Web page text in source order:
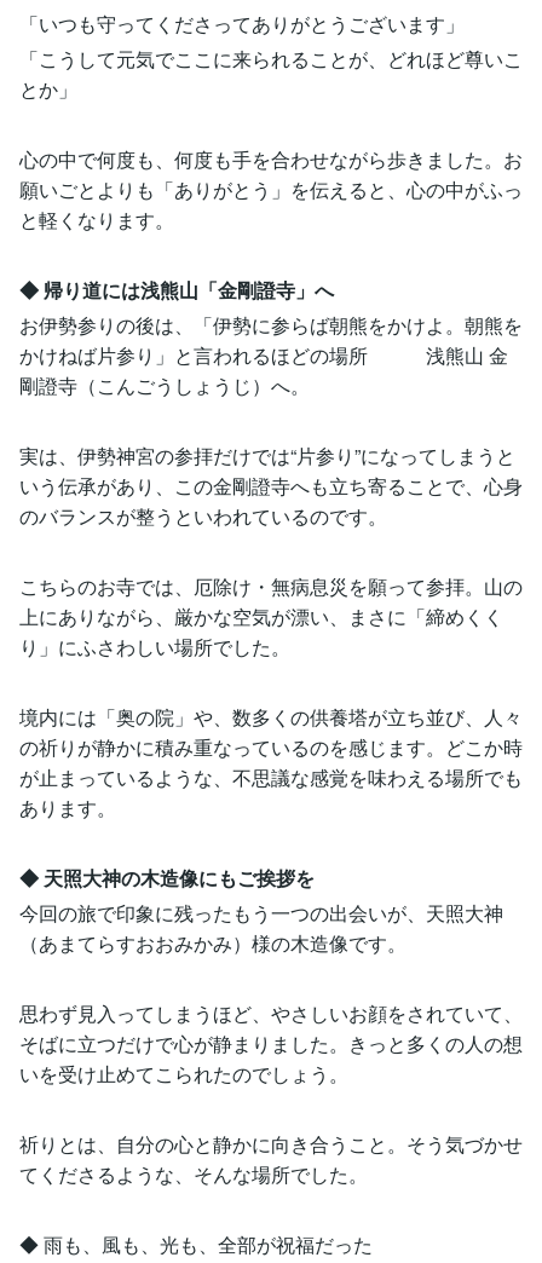
「いつも守ってくださってありがとうございます」
「こうして元気でここに来られることが、どれほど尊いこ
とか」
心の中で何度も、何度も手を合わせながら歩きました。お
願いごとよりも「ありがとう」を伝えると、心の中がふっ
と軽くなります。
◆ 帰り道には浅熊山「金剛證寺」へ
お伊勢参りの後は、「伊勢に参らば朝熊をかけよ。朝熊を
かけねば片参り」と言われるほどの場所 浅熊山 金
剛證寺（こんごうしょうじ）へ。
実は、伊勢神宮の参拝だけでは“片参り”になってしまうと
いう伝承があり、この金剛證寺へも立ち寄ることで、心身
のバランスが整うといわれているのです。
こちらのお寺では、厄除け・無病息災を願って参拝。山の
上にありながら、厳かな空気が漂い、まさに「締めくく
り」にふさわしい場所でした。
境内には「奥の院」や、数多くの供養塔が立ち並び、人々
の祈りが静かに積み重なっているのを感じます。どこか時
が止まっているような、不思議な感覚を味わえる場所でも
あります。
◆ 天照大神の木造像にもご挨拶を
今回の旅で印象に残ったもう一つの出会いが、天照大神
（あまてらすおおみかみ）様の木造像です。
思わず見入ってしまうほど、やさしいお顔をされていて、
そばに立つだけで心が静まりました。きっと多くの人の想
いを受け止めてこられたのでしょう。
祈りとは、自分の心と静かに向き合うこと。そう気づかせ
てくださるような、そんな場所でした。
◆ 雨も、風も、光も、全部が祝福だった